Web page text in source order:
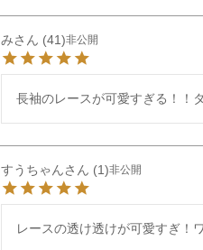
み 41 非公開
長袖のレースが可愛すぎる！！
すうちゃん 1 非公開
レースの透け透けが可愛すぎ！